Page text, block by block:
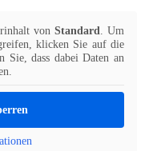
von Standard
. Um
klicken Sie auf die
Sie, dass dabei Daten an